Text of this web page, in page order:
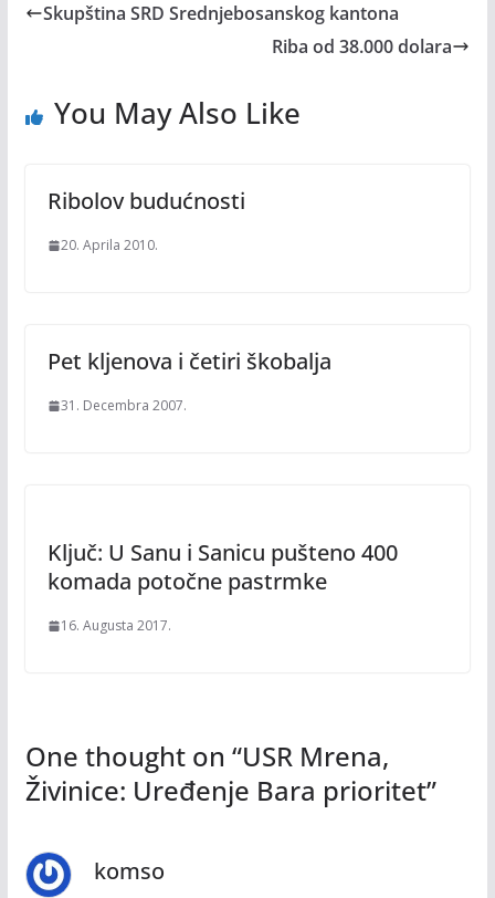
Skupština SRD Srednjebosanskog kantona
Riba od 38.000 dolara
You May Also Like
Ribolov budućnosti
20. Aprila 2010.
Pet kljenova i četiri škobalja
31. Decembra 2007.
Ključ: U Sanu i Sanicu pušteno 400
komada potočne pastrmke
16. Augusta 2017.
One thought on “USR Mrena,
Živinice: Uređenje Bara prioritet”
komso